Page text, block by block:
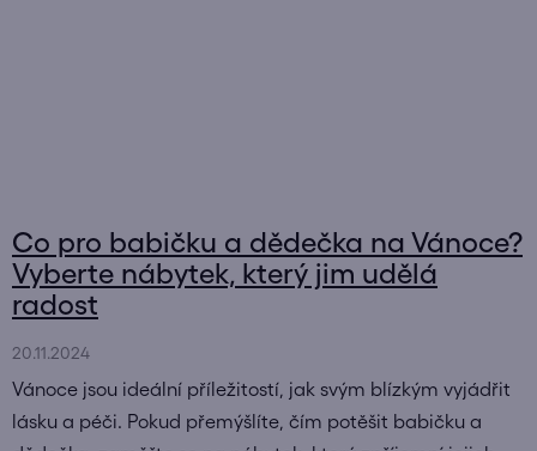
Co pro babičku a dědečka na Vánoce?
Vyberte nábytek, který jim udělá
radost
20.11.2024
Vánoce jsou ideální příležitostí, jak svým blízkým vyjádřit
lásku a péči. Pokud přemýšlíte, čím potěšit babičku a